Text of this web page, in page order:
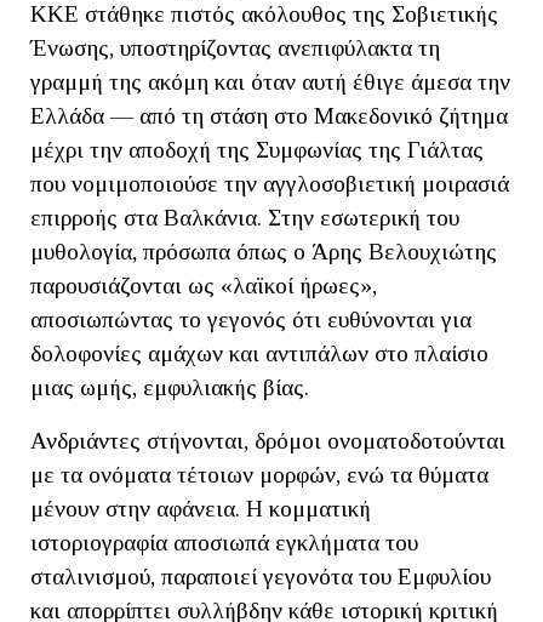
ΚΚΕ στάθηκε πιστός ακόλουθος της Σοβιετικής
Ένωσης, υποστηρίζοντας ανεπιφύλακτα τη
γραμμή της ακόμη και όταν αυτή έθιγε άμεσα την
Ελλάδα — από τη στάση στο Μακεδονικό ζήτημα
μέχρι την αποδοχή της Συμφωνίας της Γιάλτας
που νομιμοποιούσε την αγγλοσοβιετική μοιρασιά
επιρροής στα Βαλκάνια. Στην εσωτερική του
μυθολογία, πρόσωπα όπως ο Άρης Βελουχιώτης
παρουσιάζονται ως «λαϊκοί ήρωες»,
αποσιωπώντας το γεγονός ότι ευθύνονται για
δολοφονίες αμάχων και αντιπάλων στο πλαίσιο
μιας ωμής, εμφυλιακής βίας.
Ανδριάντες στήνονται, δρόμοι ονοματοδοτούνται
με τα ονόματα τέτοιων μορφών, ενώ τα θύματα
μένουν στην αφάνεια. Η κομματική
ιστοριογραφία αποσιωπά εγκλήματα του
σταλινισμού, παραποιεί γεγονότα του Εμφυλίου
και απορρίπτει συλλήβδην κάθε ιστορική κριτική